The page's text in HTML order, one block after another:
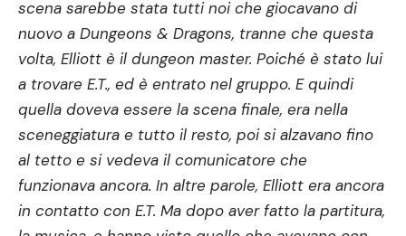
scena sarebbe stata tutti noi che giocavano di
nuovo a Dungeons & Dragons, tranne che questa
volta, Elliott è il dungeon master. Poiché è stato lui
a trovare E.T., ed è entrato nel gruppo. E quindi
quella doveva essere la scena finale, era nella
sceneggiatura e tutto il resto, poi si alzavano fino
al tetto e si vedeva il comunicatore che
funzionava ancora. In altre parole, Elliott era ancora
in contatto con E.T. Ma dopo aver fatto la partitura,